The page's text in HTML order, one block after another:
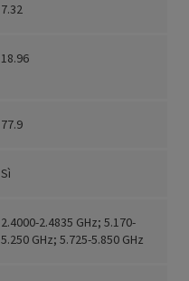
7.32
18.96
77.9
Sì
2.4000-2.4835 GHz; 5.170-
5.250 GHz; 5.725-5.850 GHz